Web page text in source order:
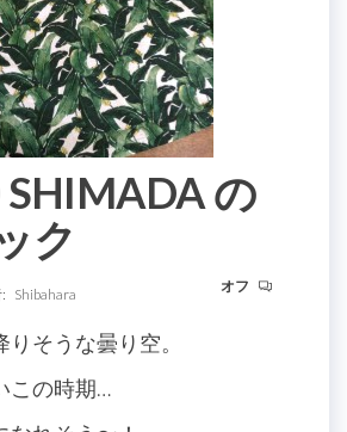
SHIMADA の
ク
Shibahara オフ
そうな曇り空。
この時期…